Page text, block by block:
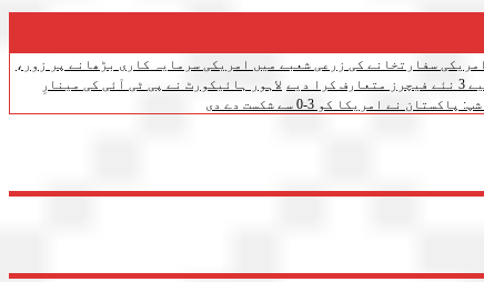
امریکی سفارتخانے کی زرعی شعبے میں امریکی سرمایہ کاری بڑھانے پر زور،
دیے
لاہور ہائیکورٹ نے پی ٹی آئی کی مینارِ
نے امریکا کو 3-0 سے شکست دے دی